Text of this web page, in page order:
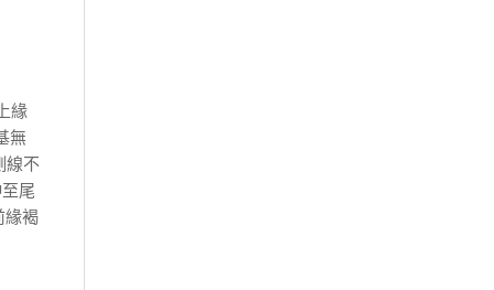
緣
無
線不
尾
緣褐